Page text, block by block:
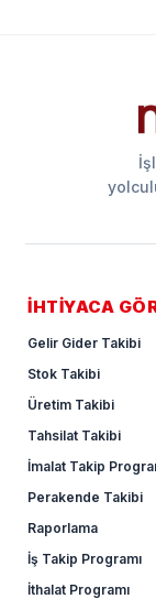
İHTİYACA
Gelir Gider Takibi
Stok Takibi
Üretim Takibi
Tahsilat Takibi
İmalat Takip
Perakende Takibi
Raporlama
İş Takip Programı
İthalat Programı